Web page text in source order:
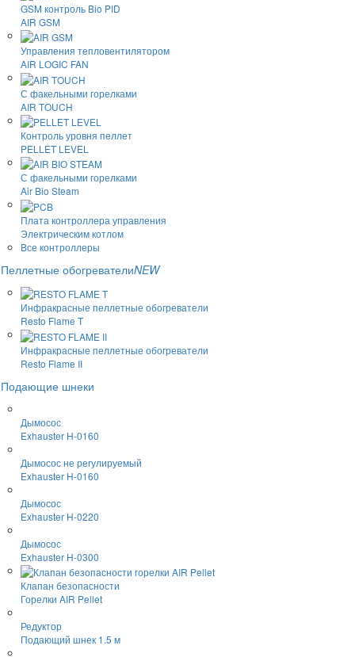
GSM контроль Bio PID
AIR GSM
Управления тепловентилятором
AIR LOGIC FAN
С факельными горелками
AIR TOUCH
Контроль уровня пеллет
PELLET LEVEL
С факельными горелками
Air Bio Steam
Плата контроллера управления
Электрическим котлом
Все контроллеры
Пеллетные обогревателиNEW
Инфракрасные пеллетные обогреватели
Resto Flame T
Инфракрасные пеллетные обогреватели
Resto Flame II
Подающие шнеки
Дымосос
Exhauster H-0160
Дымосос не регулируемый
Exhauster H-0160
Дымосос
Exhauster H-0220
Дымосос
Exhauster H-0300
Клапан безопасности
Горелки AIR Pellet
Редуктор
Подающий шнек 1.5 м